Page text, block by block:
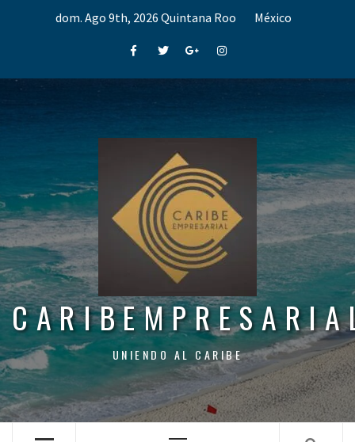
dom. Ago 9th, 2026 Quintana Roo México
FacebookTwitterGoogle+Instagram
UNIENDO AL CARIBE